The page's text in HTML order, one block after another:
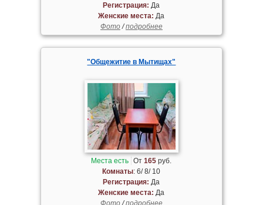
Регистрация: Да
Женские места: Да
Фото/подробнее
"Общежитие в Мытищах"
Места есть От165 руб.
Комнаты: 6/ 8/ 10
Регистрация: Да
Женские места: Да
Фото/подробнее